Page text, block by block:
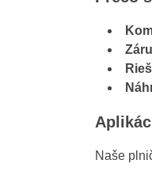
Naše